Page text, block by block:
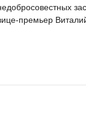
премьер